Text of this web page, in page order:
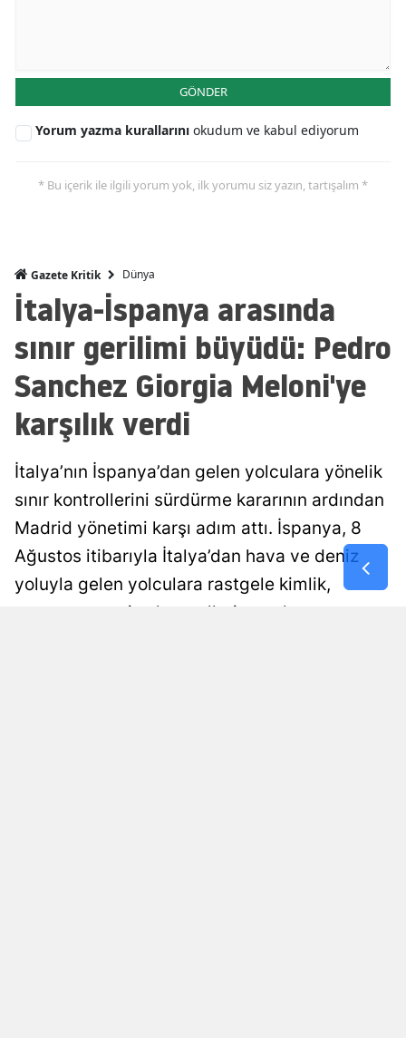
GÖNDER
Yorum yazma kurallarını okudum ve kabul ediyorum
* Bu içerik ile ilgili yorum yok, ilk yorumu siz yazın, tartışalım *
Gazete Kritik Dünya
İtalya-İspanya arasında
sınır gerilimi büyüdü: Pedro
Sanchez Giorgia Meloni'ye
karşılık verdi
İtalya’nın İspanya’dan gelen yolculara yönelik
sınır kontrollerini sürdürme kararının ardından
Madrid yönetimi karşı adım attı. İspanya, 8
Ağustos itibarıyla İtalya’dan hava ve deniz
yoluyla gelen yolculara rastgele kimlik,
pasaport ve vize kontrolleri uygulamaya